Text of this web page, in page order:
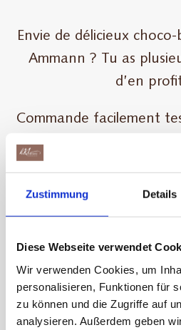
Zustimmung Details
Diese Webseite verwendet
Wir verwenden Cookies, um
personalisieren, Funktionen für
zu können und die Zugriffe auf
analysieren. Außerdem geben
Envie de délicieux
Ammann ? Tu as
d’en
Commande facilement
en ligne sur
et
Ou découvre les choco-
Loeb
SPAR